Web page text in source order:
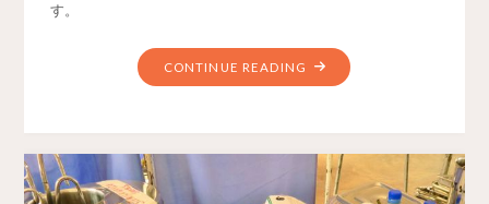
す。
CONTINUE READING